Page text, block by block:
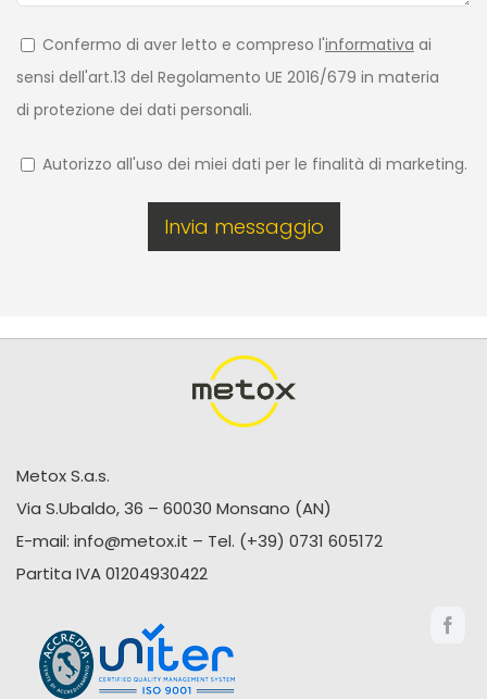
Confermo di aver letto e compreso l'informativa ai
sensi dell'art.13 del Regolamento UE 2016/679 in materia
di protezione dei dati personali.
Autorizzo all'uso dei miei dati per le finalità di marketing.
Metox S.a.s.
Via S.Ubaldo, 36 – 60030 Monsano (AN)
E-mail: info@metox.it – Tel. (+39) 0731 605172
Partita IVA 01204930422